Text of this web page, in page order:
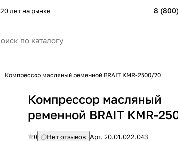
20 лет на рынке 8
Компрессор масляный ременной BRAIT КМR-2500/70
Компрессор масляный
ременной BRAIT КМR-
0 Нет отзывов Арт.20.01.022.043